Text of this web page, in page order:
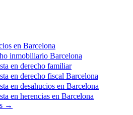
en Barcelona
inmobiliario Barcelona
en derecho familiar
en derecho fiscal Barcelona
en desahucios en Barcelona
en herencias en Barcelona
→